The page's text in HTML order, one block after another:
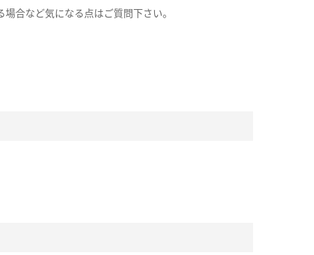
合など気になる点はご質問下さい。